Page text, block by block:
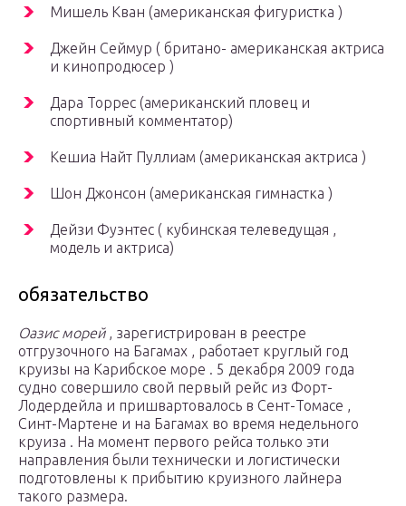
Мишель Кван (американская фигуристка )
Джейн Сеймур ( британо- американская актриса
и кинопродюсер )
Дара Торрес (американский пловец и
спортивный комментатор)
Кешиа Найт Пуллиам (американская актриса )
Шон Джонсон (американская гимнастка )
Дейзи Фуэнтес ( кубинская телеведущая ,
модель и актриса)
обязательство
Оазис морей, зарегистрирован в реестре
отгрузочного на Багамах , работает круглый год
круизы на Карибское море . 5 декабря 2009 года
судно совершило свой первый рейс из Форт-
Лодердейла и пришвартовалось в Сент-Томасе ,
Синт-Мартене и на Багамах во время недельного
круиза . На момент первого рейса только эти
направления были технически и логистически
подготовлены к прибытию круизного лайнера
такого размера.